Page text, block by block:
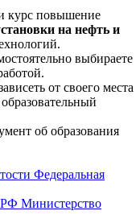
курс повышение
на нефть и
выбираете
от своего места
об образования
Федеральная
Министерство